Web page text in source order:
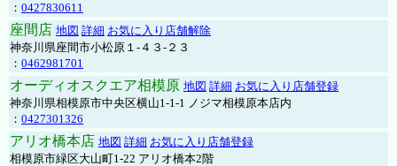
： 0427830611
座間店 地図 詳細 お気に入り店舗解除
神奈川県座間市小松原１-４３-２３
： 0462981701
オーディオスクエア相模原 地図 詳細 お気に入り店舗登録
神奈川県相模原市中央区横山1-1-1 ノジマ相模原本店内
： 0427301326
アリオ橋本店 地図 詳細 お気に入り店舗登録
相模原市緑区大山町1-22 アリオ橋本2階